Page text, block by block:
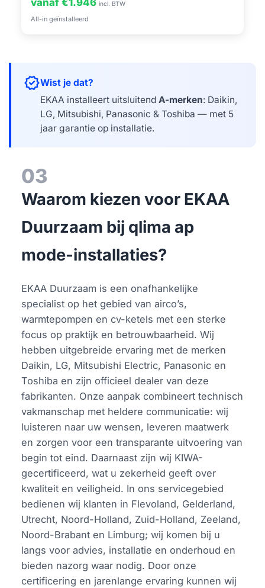
vanaf €1.946 incl. BTW
All-in geïnstalleerd
verifiedWist je dat?
EKAA installeert uitsluitendA-merken: Daikin,
LG, Mitsubishi, Panasonic & Toshiba — met 5
jaar garantie op installatie.
03
Waarom kiezen voor EKAA
Duurzaam bij qlima ap
mode-installaties?
EKAA Duurzaam is een onafhankelijke
specialist op het gebied van airco’s,
warmtepompen en cv-ketels met een sterke
focus op praktijk en betrouwbaarheid. Wij
hebben uitgebreide ervaring met de merken
Daikin, LG, Mitsubishi Electric, Panasonic en
Toshiba en zijn officieel dealer van deze
fabrikanten. Onze aanpak combineert technisch
vakmanschap met heldere communicatie: wij
luisteren naar uw wensen, leveren maatwerk
en zorgen voor een transparante uitvoering van
begin tot eind. Daarnaast zijn wij KIWA-
gecertificeerd, wat u zekerheid geeft over
kwaliteit en veiligheid. In ons servicegebied
bedienen wij klanten in Flevoland, Gelderland,
Utrecht, Noord-Holland, Zuid-Holland, Zeeland,
Noord-Brabant en Limburg; wij komen bij u
langs voor advies, installatie en onderhoud en
bieden nazorg waar nodig. Door onze
certificering en jarenlange ervaring kunnen wij